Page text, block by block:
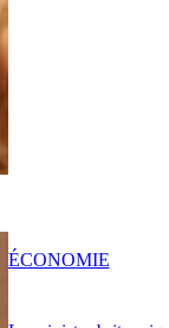
ÉCONOMIE